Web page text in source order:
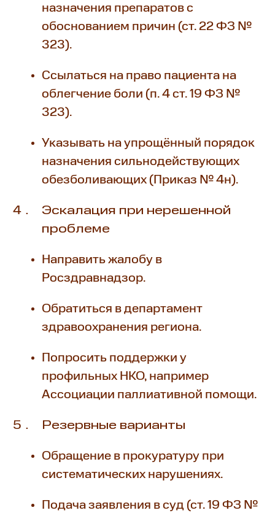
назначения препаратов с
обоснованием причин (ст. 22 ФЗ №
323).
Ссылаться на право пациента на
облегчение боли (п. 4 ст. 19 ФЗ №
323).
Указывать на упрощённый порядок
назначения сильнодействующих
обезболивающих (Приказ № 4н).
Эскалация при нерешенной
проблеме
Направить жалобу в
Росздравнадзор.
Обратиться в департамент
здравоохранения региона.
Попросить поддержки у
профильных НКО, например
Ассоциации паллиативной помощи.
Резервные варианты
Обращение в прокуратуру при
систематических нарушениях.
Подача заявления в суд (ст. 19 ФЗ №